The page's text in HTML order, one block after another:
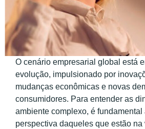
O cenário empresarial global está
evolução, impulsionado por
mudanças econômicas e novas
consumidores. Para entender as
ambiente complexo, é fundamental
perspectiva daqueles que estão na